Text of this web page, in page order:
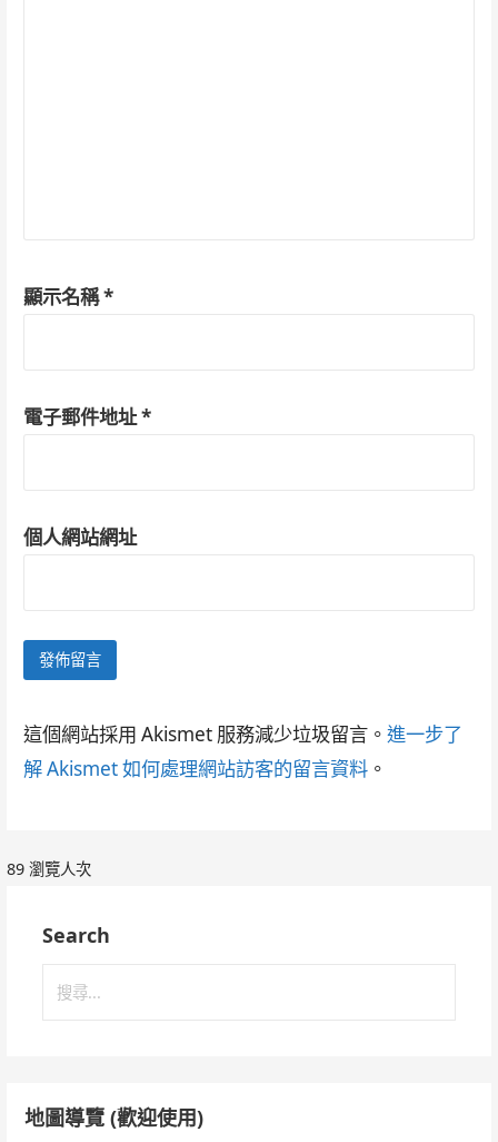
顯示名稱*
電子郵件地址*
個人網站網址
這個網站採用 Akismet 服務減少垃圾留言。 進一步了
解 Akismet 如何處理網站訪客的留言資料。
89 瀏覽人次
Search
地圖導覽 (歡迎使用)